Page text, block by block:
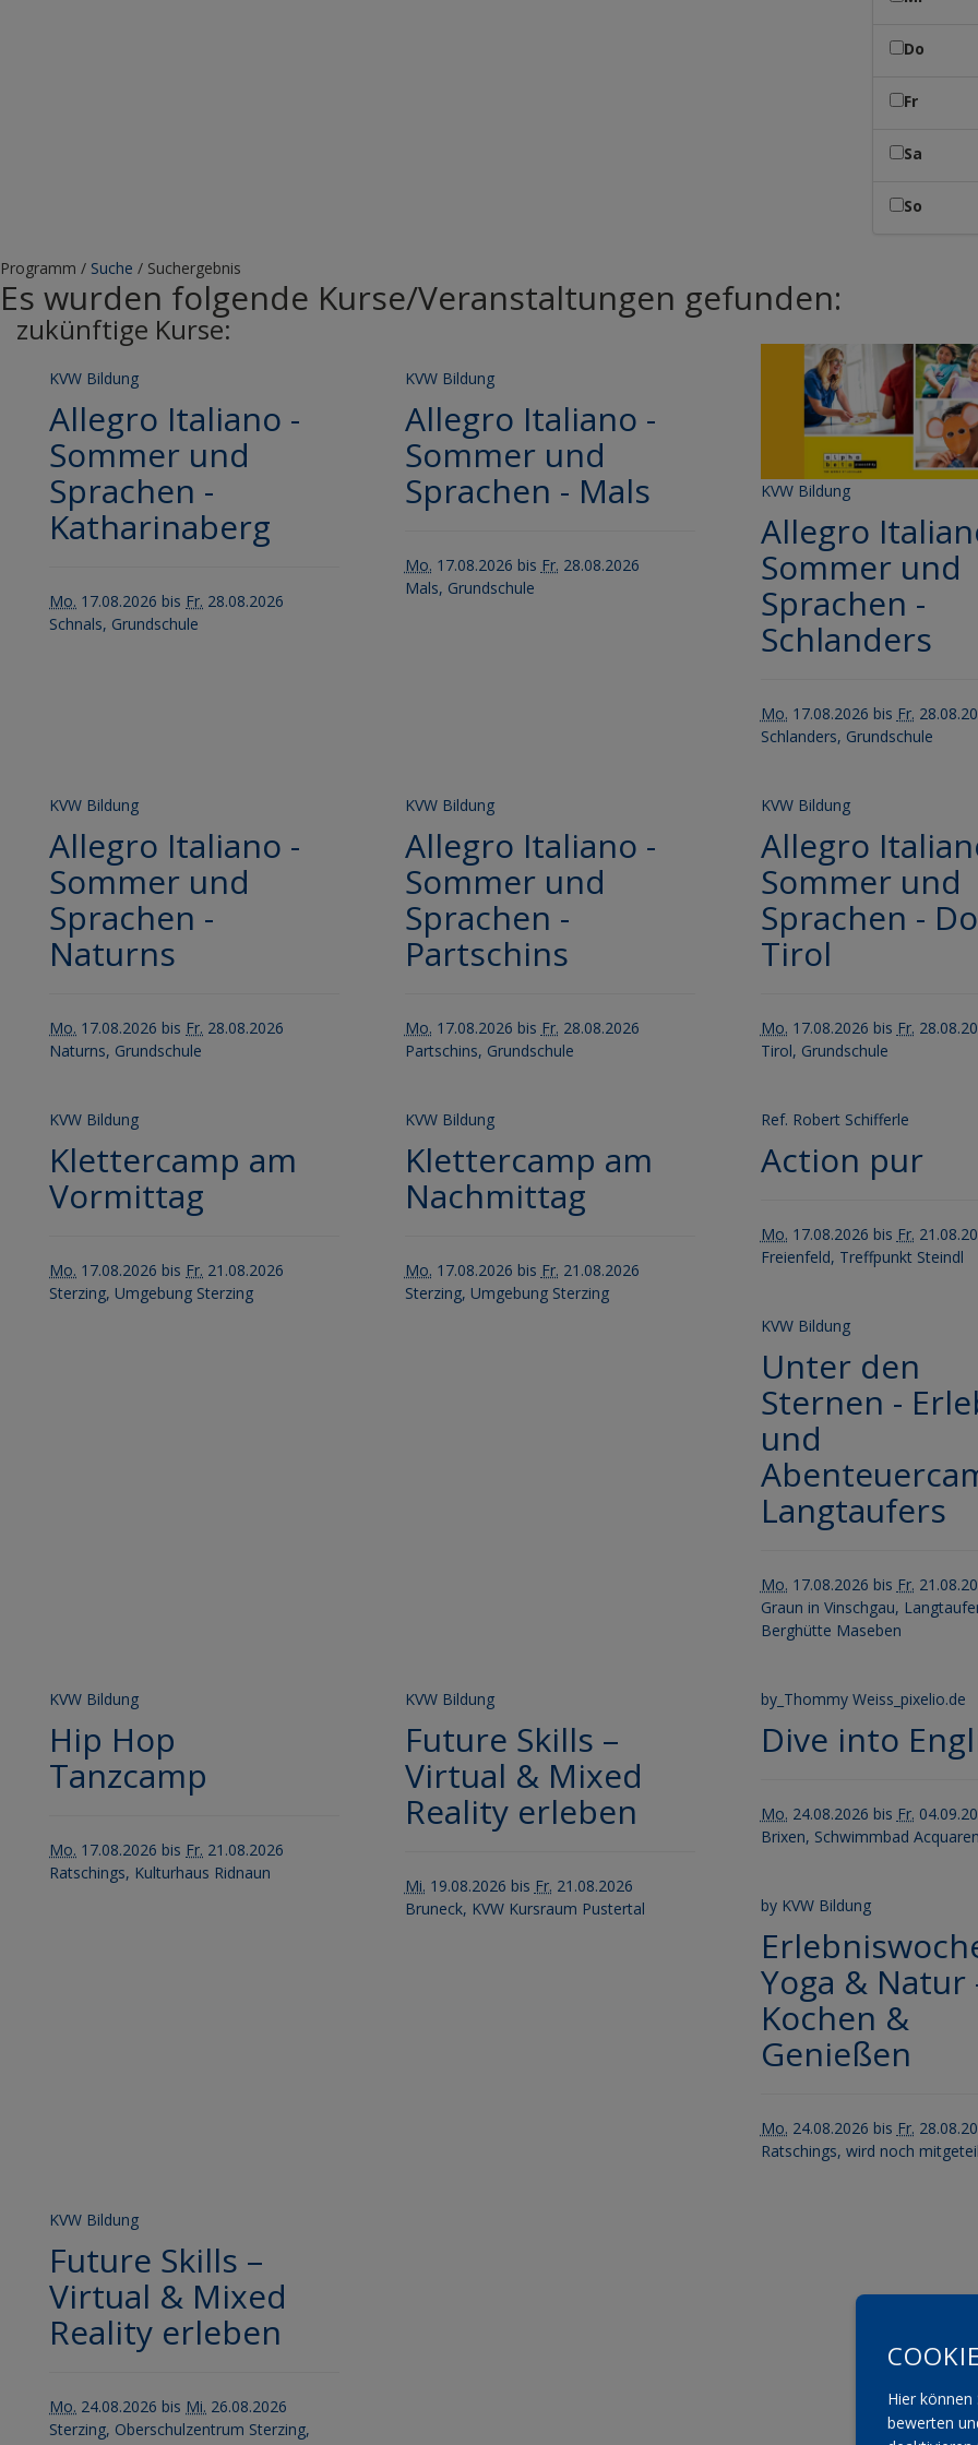
Do
Fr
Sa
So
Programm / Suche / Suchergebnis
Es wurden folgende Kurse/Veranstaltungen gefunden:
zukünftige Kurse:
KVW Bildung
Allegro Italiano -
Sommer und
Sprachen -
Katharinaberg
Mo. 17.08.2026 bis Fr. 28.08.2026
Schnals, Grundschule
KVW Bildung
Allegro Italiano -
Sommer und
Sprachen - Mals
Mo. 17.08.2026 bis Fr. 28.08.2026
Mals, Grundschule
KVW Bildung
Allegro
Sommer und
Sprachen -
Schlanders
Mo. 17.08.2026 bis Fr.
Schlanders, Grundschule
KVW Bildung
Allegro Italiano -
Sommer und
Sprachen -
Naturns
Mo. 17.08.2026 bis Fr. 28.08.2026
Naturns, Grundschule
KVW Bildung
Allegro Italiano -
Sommer und
Sprachen -
Partschins
Mo. 17.08.2026 bis Fr. 28.08.2026
Partschins, Grundschule
KVW Bildung
Allegro
Sommer und
Sprachen -
Tirol
Mo. 17.08.2026 bis Fr.
Tirol, Grundschule
KVW Bildung
Klettercamp am
Vormittag
Mo. 17.08.2026 bis Fr. 21.08.2026
Sterzing, Umgebung Sterzing
KVW Bildung
Klettercamp am
Nachmittag
Mo. 17.08.2026 bis Fr. 21.08.2026
Sterzing, Umgebung Sterzing
Ref. Robert Schifferle
Action pur
Mo. 17.08.2026 bis Fr.
Freienfeld, Treffpunkt Steindl
KVW Bildung
Unter den
Sternen -
und
Langtaufers
Mo. 17.08.2026 bis Fr.
Graun in Vinschgau,
Berghütte Maseben
KVW Bildung
Hip Hop
Tanzcamp
Mo. 17.08.2026 bis Fr. 21.08.2026
Ratschings, Kulturhaus Ridnaun
KVW Bildung
Future Skills –
Virtual & Mixed
Reality erleben
Mi. 19.08.2026 bis Fr. 21.08.2026
Bruneck, KVW Kursraum Pustertal
by_Thommy Weiss_pixelio.de
Dive into
Mo. 24.08.2026 bis Fr.
Brixen, Schwimmbad
by KVW Bildung
Yoga & Natur
Kochen &
Genießen
Mo. 24.08.2026 bis Fr.
Ratschings, wird noch
KVW Bildung
Future Skills –
Virtual & Mixed
Reality erleben
Mo. 24.08.2026 bis Mi. 26.08.2026
Sterzing, Oberschulzentrum Sterzing,
Hier
bewerten